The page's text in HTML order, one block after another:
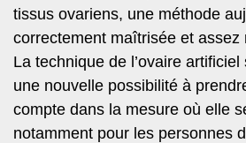
tissus ovariens, une méthode
correctement maîtrisée et assez
La technique de l’ovaire artificiel
une nouvelle possibilité à
compte dans la mesure où elle
notamment pour les personnes